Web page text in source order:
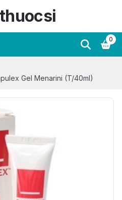
0
Gel Menarini (T/40ml)